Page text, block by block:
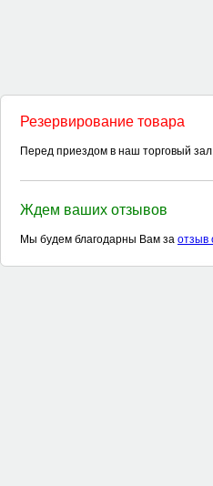
Резервирование товара
Перед приездом в наш торговый
Ждем ваших отзывов
Мы будем благодарны Вам за отзыв